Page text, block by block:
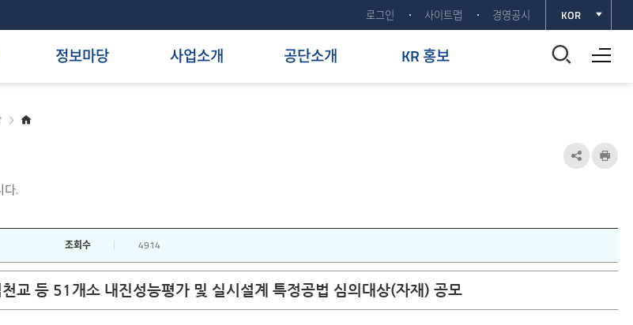
로그인 사이트맵 경영공시 KOR
정보마당 사업소개 공단소개 KR 홍보
통
색
열
기
전체메뉴 열기
다.
공
열
인
조회수 4914
교 등 51개소 내진성능평가 및 실시설계 특정공법 심의대상(자재) 공모